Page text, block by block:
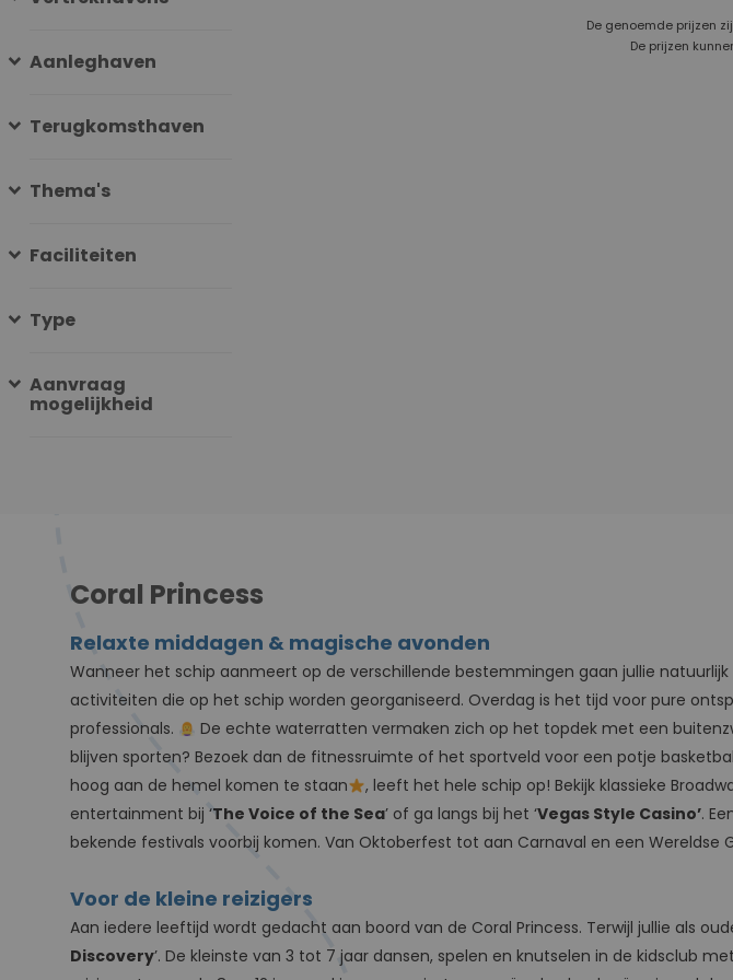
Aanleghaven
Terugkomsthaven
Thema's
Faciliteiten
Type
Aanvraag
mogelijkheid
De genoemde prijzen
De prijzen
Coral Princess
Relaxte middagen & magische avonden
Wanneer het schip aanmeert op de verschillende bestemmingen gaan jullie
activiteiten die op het schip worden georganiseerd. Overdag is het tijd voor pure
professionals.
De echte waterratten vermaken zich op het topdek met een
blijven sporten? Bezoek dan de fitnessruimte of het sportveld voor een potje
hoog aan de hemel komen te staan
, leeft het hele schip op! Bekijk klassieke
entertainment bij ‘The Voice of the Sea’ of ga langs bij het ‘Vegas Style Casino’.
bekende festivals voorbij komen. Van Oktoberfest tot aan Carnaval en een Wereldse
Voor de kleine reizigers
Aan iedere leeftijd wordt gedacht aan boord van de Coral Princess. Terwijl jullie als
Discovery’. De kleinste van 3 tot 7 jaar dansen, spelen en knutselen in de kidsclub